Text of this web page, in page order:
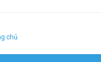
chủ